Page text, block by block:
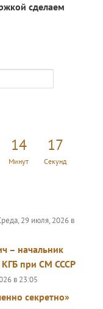
сделаем
14
Минут
18
Секунд
29 июля, 2026 в
– начальник
КГБ при СМ СССР
в 23:05
секретно»